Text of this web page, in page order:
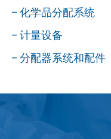
化学品分配系统
计量设备
分配器系统和配件